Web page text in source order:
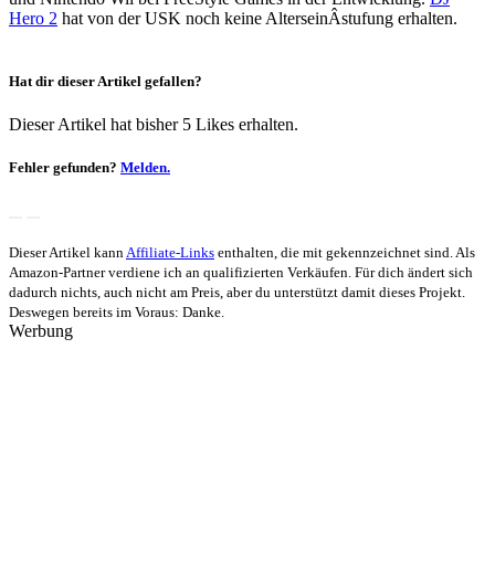
Hero 2 hat von der USK noch keine AlterseinÂ­stufung erhalten.
Hat dir dieser Artikel gefallen?
Dieser Artikel hat bisher 5 Likes erhalten.
Fehler gefunden? Melden.
Dieser Artikel kann Affiliate-Links enthalten, die mit gekennzeichnet sind. Als
Amazon-Partner verdiene ich an qualifizierten Verkäufen. Für dich ändert sich
dadurch nichts, auch nicht am Preis, aber du unterstützt damit dieses Projekt.
Deswegen bereits im Voraus: Danke.
Werbung